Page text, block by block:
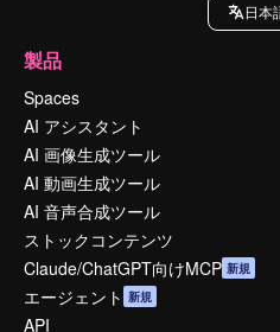
日本
製品
Spaces
AI アシスタント
AI 画像生成ツール
AI 動画生成ツール
AI 音声合成ツール
ストックコンテンツ
Claude/ChatGPT向けMCP 新規
エージェント 新規
API